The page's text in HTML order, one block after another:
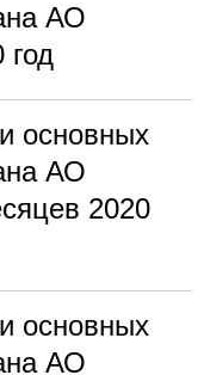
АО
год
основных
АО
2020
основных
АО